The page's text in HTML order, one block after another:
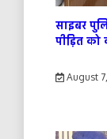
साइबर
पीड़ित को
August